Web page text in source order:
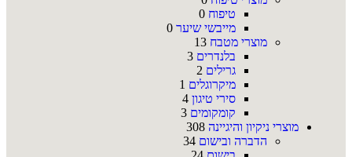
טיפוח 0
מייבשי שיער 0
מוצרי מטבח 13
בלנדרים 3
גרילים 2
מיקרוגלים 1
סירי טיגון 4
קומקומים 3
מוצרי ניקיון והיגיינה 308
הדברה ובישום 34